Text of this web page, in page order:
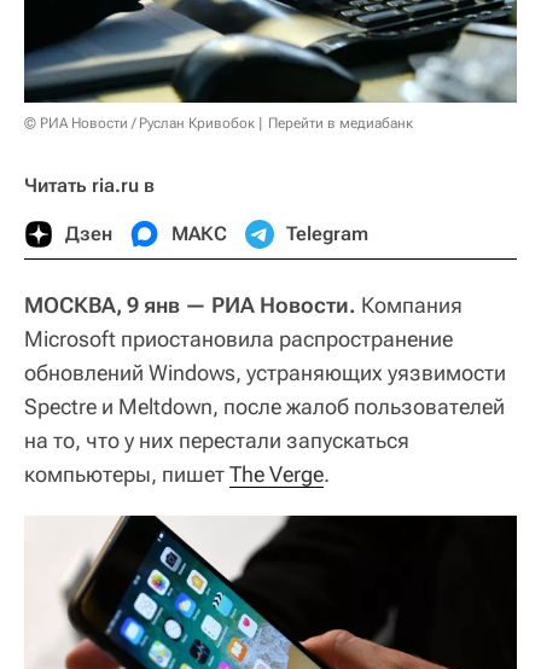
© РИА Новости / Руслан Кривобок Перейти в медиабанк
Читать ria.ru в
Дзен МАКС Telegram
МОСКВА, 9 янв — РИА Новости. Компания
Microsoft приостановила распространение
обновлений Windows, устраняющих уязвимости
Spectre и Meltdown, после жалоб пользователей
на то, что у них перестали запускаться
компьютеры, пишетThe Verge.